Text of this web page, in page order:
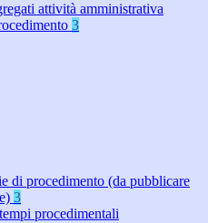
attività amministrativa
3
di procedimento (da pubblicare
3
procedimentali